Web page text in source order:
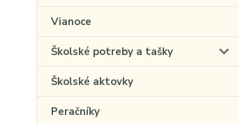
Vianoce
Školské potreby a tašky
Školské aktovky
Peračníky